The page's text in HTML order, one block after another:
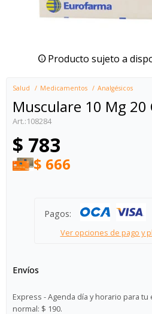
Producto sujeto a
Salud Medicamentos Analgésicos
Musculare 10 Mg 20
108284
$ 783
$ 666
Pagos:
Ver opciones de pago y
Envíos
Express - Agenda día y horario para
normal: $ 190.